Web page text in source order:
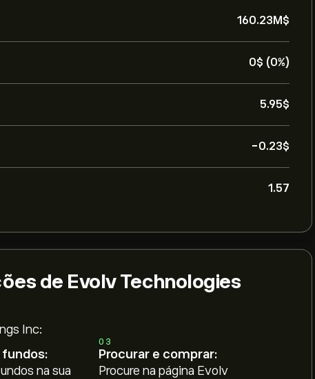
160.23M‎$‎
0‎$‎ (0%)
5.95‎$‎
-0.23‎$‎
1.57
de Evolv Technologies
Inc:
fundos:
na sua
03
Procurar e comprar:
Procure na página Evolv